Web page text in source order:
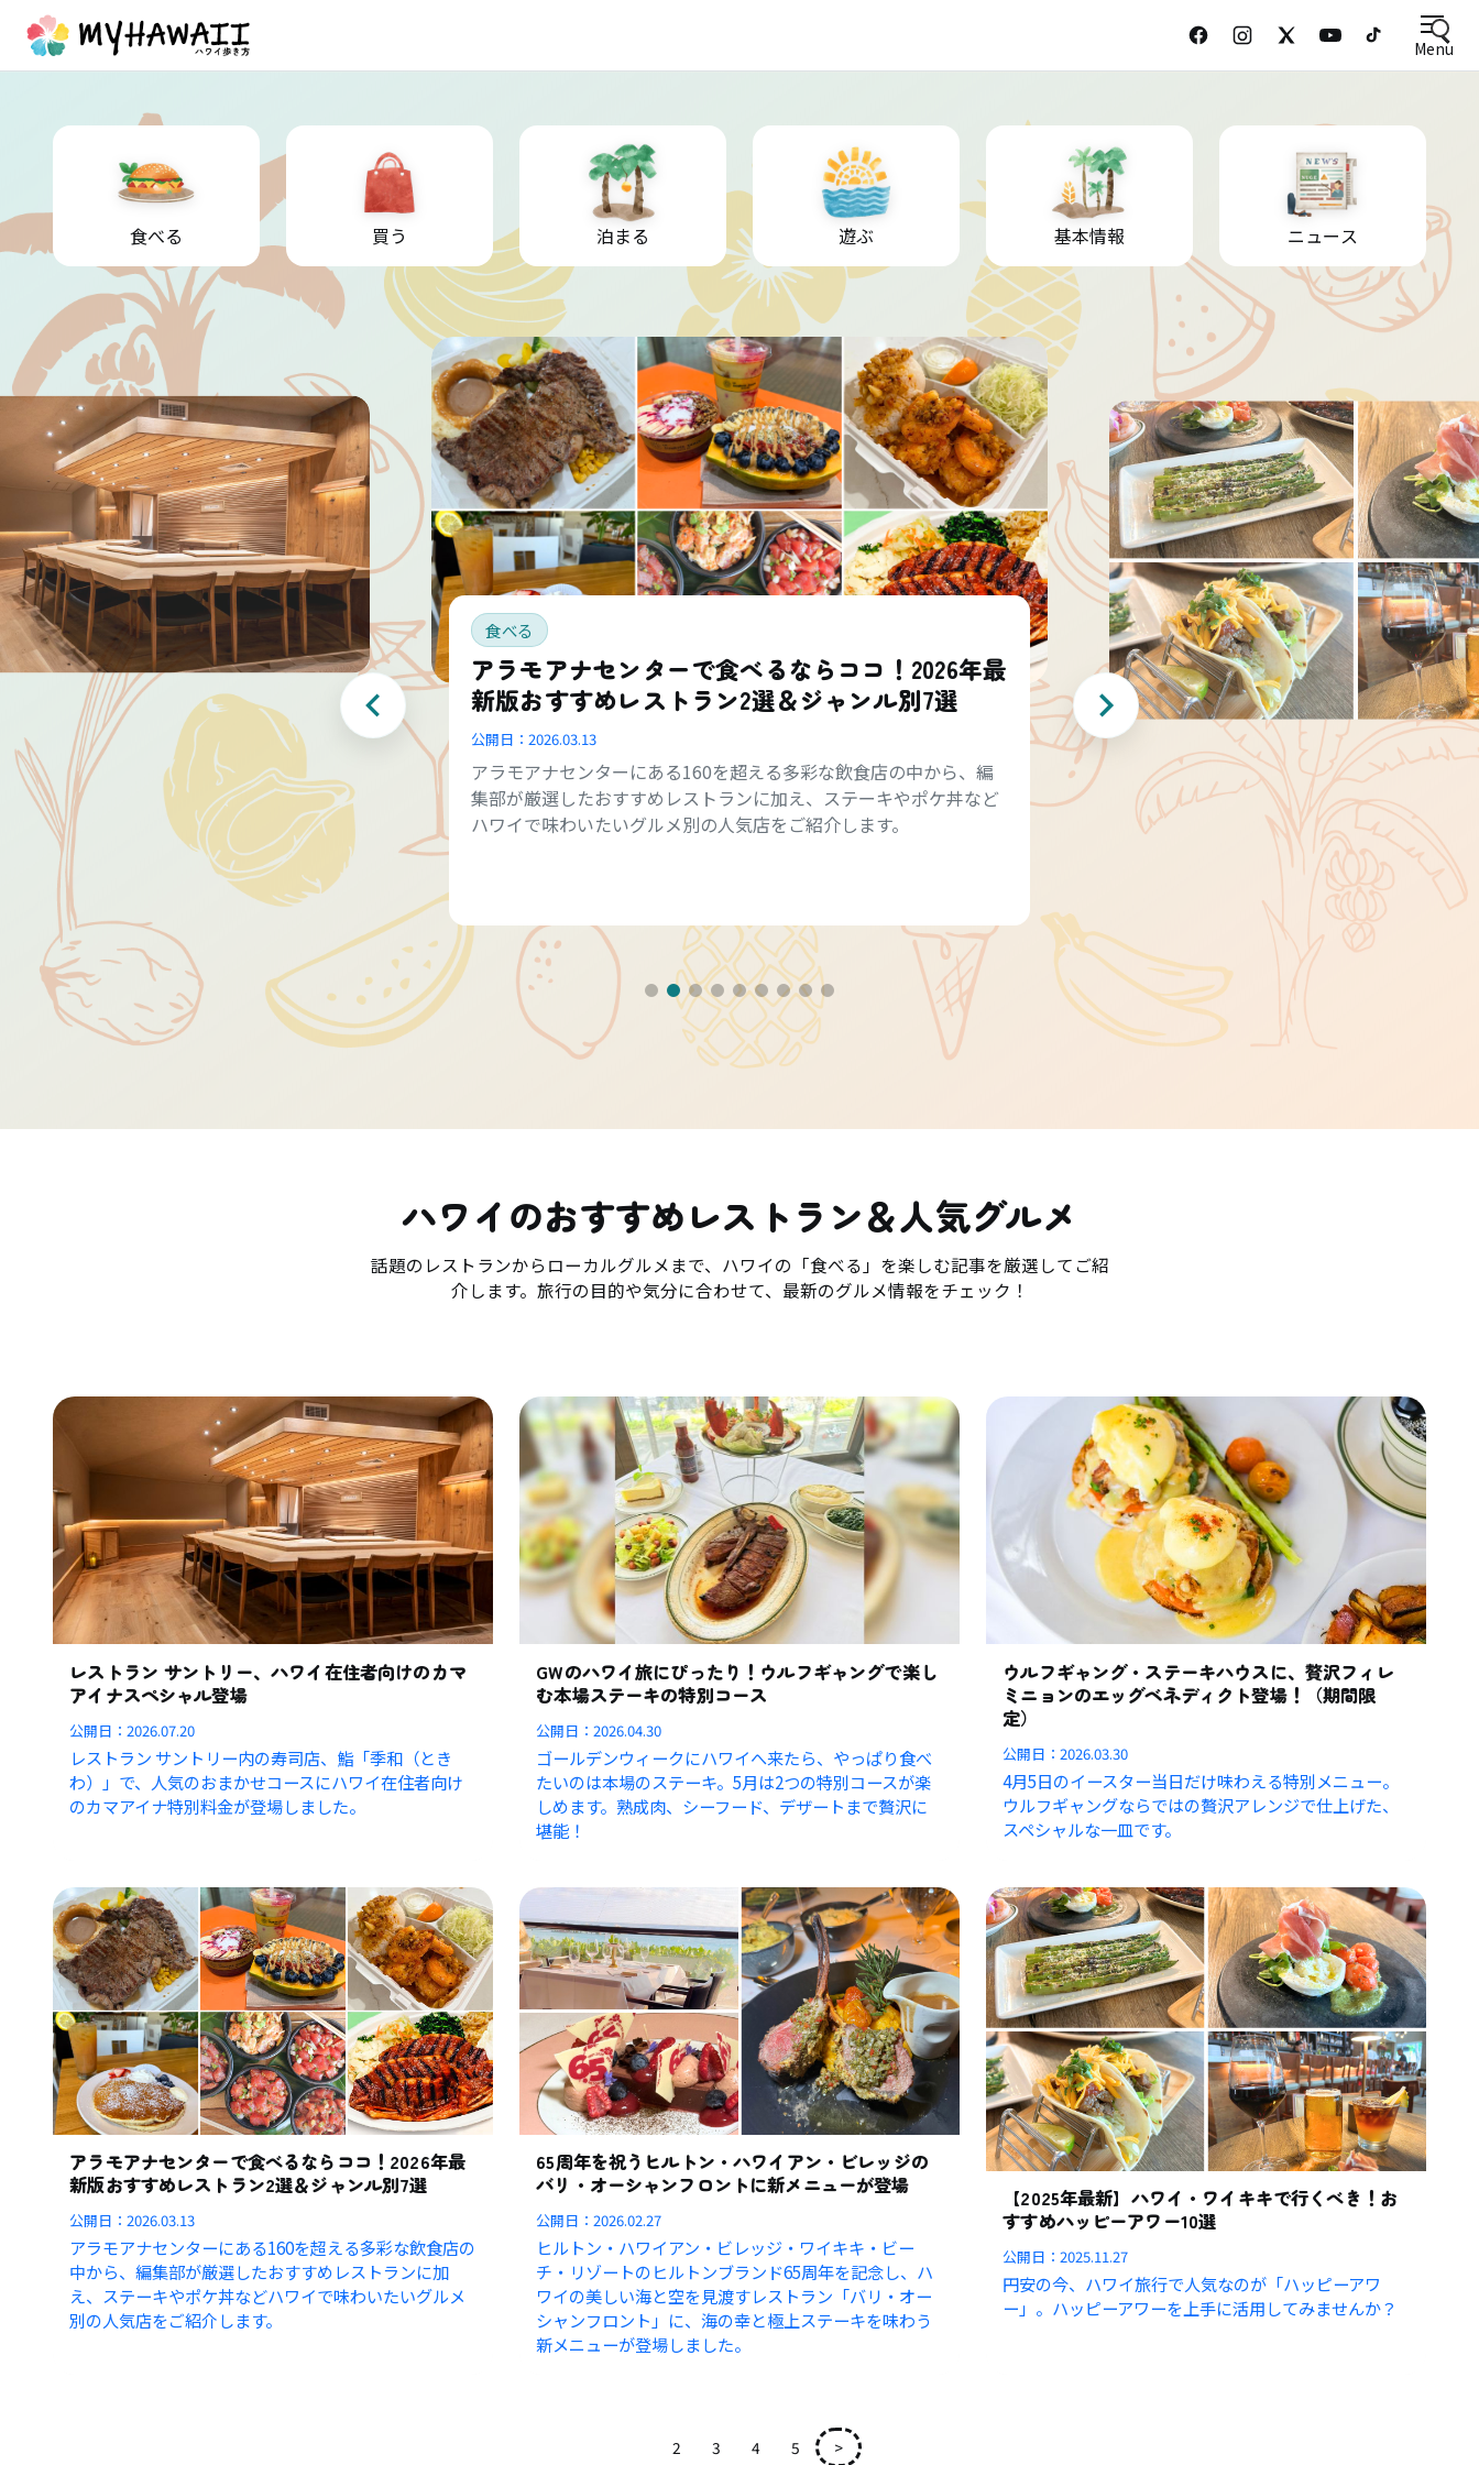
Menu
食べる 買う 泊まる 遊ぶ 基本情報 ニュース
食べる
アラモアナセンターで食べるならココ！2026年最
新版おすすめレストラン2選＆ジャンル別7選
公開日： 2026.03.13
アラモアナセンターにある160を超える多彩な飲食店の中から、編
集部が厳選したおすすめレストランに加え、ステーキやポケ丼など
ハワイで味わいたいグルメ別の人気店をご紹介します。
ハワイのおすすめレストラン＆人気グルメ
話題のレストランからローカルグルメまで、ハワイの「食べる」を楽しむ記事を厳選してご紹
介します。旅行の目的や気分に合わせて、最新のグルメ情報をチェック！
レストラン サントリー、ハワイ在住者向けのカマ
アイナスペシャル登場
公開日：2026.07.20
レストラン サントリー内の寿司店、鮨「季和（とき
わ）」で、人気のおまかせコースにハワイ在住者向け
のカマアイナ特別料金が登場しました。
GWのハワイ旅にぴったり！ウルフギャングで楽し
む本場ステーキの特別コース
公開日：2026.04.30
ゴールデンウィークにハワイへ来たら、やっぱり食べ
たいのは本場のステーキ。5月は2つの特別コースが楽
しめます。熟成肉、シーフード、デザートまで贅沢に
堪能！
ウルフギャング・ステーキハウスに、贅沢フィレ
ミニョンのエッグベネディクト登場！（期間限
定）
公開日：2026.03.30
4月5日のイースター当日だけ味わえる特別メニュー。
ウルフギャングならではの贅沢アレンジで仕上げた、
スペシャルな一皿です。
アラモアナセンターで食べるならココ！2026年最
新版おすすめレストラン2選＆ジャンル別7選
公開日：2026.03.13
アラモアナセンターにある160を超える多彩な飲食店の
中から、編集部が厳選したおすすめレストランに加
え、ステーキやポケ丼などハワイで味わいたいグルメ
別の人気店をご紹介します。
65周年を祝うヒルトン・ハワイアン・ビレッジの
バリ・オーシャンフロントに新メニューが登場
公開日：2026.02.27
ヒルトン・ハワイアン・ビレッジ・ワイキキ・ビー
チ・リゾートのヒルトンブランド65周年を記念し、ハ
ワイの美しい海と空を見渡すレストラン「バリ・オー
シャンフロント」に、海の幸と極上ステーキを味わう
新メニューが登場しました。
【2025年最新】ハワイ・ワイキキで行くべき！お
すすめハッピーアワー10選
公開日：2025.11.27
円安の今、ハワイ旅行で人気なのが「ハッピーアワ
ー」。ハッピーアワーを上手に活用してみませんか？
2 3 4 5 >